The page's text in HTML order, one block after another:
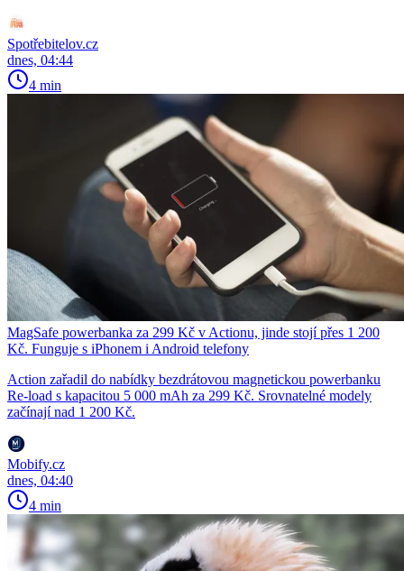
Spotřebitelov.cz
dnes, 04:44
4 min
MagSafe powerbanka za 299 Kč v Actionu, jinde stojí přes 1 200
Kč. Funguje s iPhonem i Android telefony
Action zařadil do nabídky bezdrátovou magnetickou powerbanku
Re-load s kapacitou 5 000 mAh za 299 Kč. Srovnatelné modely
začínají nad 1 200 Kč.
Mobify.cz
dnes, 04:40
4 min